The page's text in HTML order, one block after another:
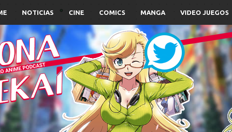
NOTICIAS CINE COMICS MANGA VIDEO JUEGOS